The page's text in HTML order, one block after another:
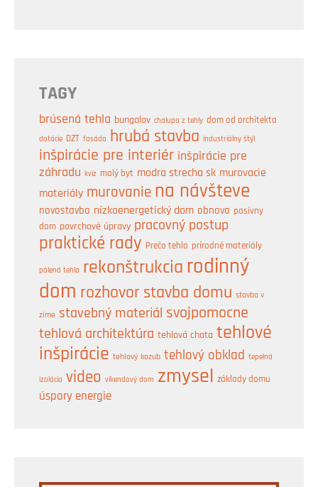
TAGY
brúsená tehla bungalov chalupa z tehly dom od architekta
dotácie DZT fasáda hrubá stavba industriálny štýl
inšpirácie pre interiér inšpirácie pre
záhradu
kvíz malý byt modra strecha sk murovacie
materiály murovanie na návšteve
novostavba nízkoenergetický dom obnova pasívny
dom povrchové úpravy pracovný postup
praktické rady Prečo tehla prírodné materiály
pálená tehla rekonštrukcia rodinný
dom rozhovor stavba domu stavba v
zime stavebný materiál svojpomocne
tehlová architektúra tehlová chata tehlové
inšpirácie tehlový kozub tehlový obklad tepelná
izolácia video víkendový dom zmysel základy domu
úspory energie